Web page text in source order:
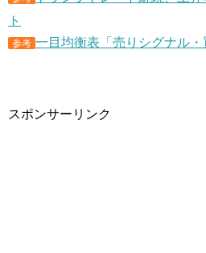
ト
参考 一目均衡表「売りシグナル・
スポンサーリンク